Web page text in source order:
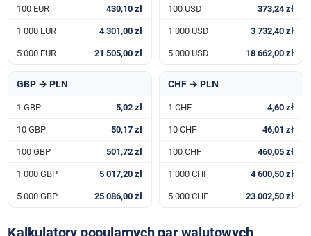
100 EUR 430,10 zł
1 000 EUR 4 301,00 zł
5 000 EUR 21 505,00 zł
100 USD 373,24 zł
1 000 USD 3 732,40 zł
5 000 USD 18 662,00 zł
GBP → PLN
1 GBP 5,02 zł
10 GBP 50,17 zł
100 GBP 501,72 zł
1 000 GBP 5 017,20 zł
5 000 GBP 25 086,00 zł
CHF → PLN
1 CHF 4,60 zł
10 CHF 46,01 zł
100 CHF 460,05 zł
1 000 CHF 4 600,50 zł
5 000 CHF 23 002,50 zł
Kalkulatory popularnych par walutowych